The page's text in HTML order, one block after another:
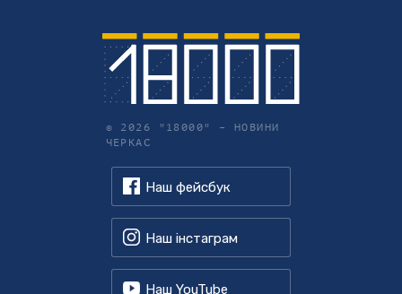
© 2026 "18000" – НОВИНИ
ЧЕРКАС
Наш фейсбук
Наш інстаграм
Наш YouTube